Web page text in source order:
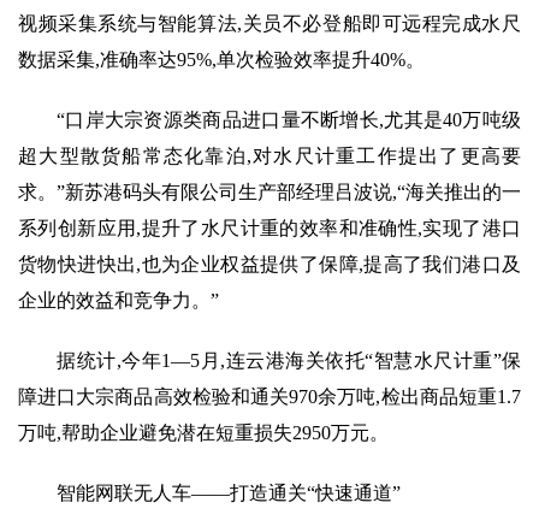
视频采集系统与智能算法,关员不必登船即可远程完成水尺
数据采集,准确率达95%,单次检验效率提升40%。
“口岸大宗资源类商品进口量不断增长,尤其是40万吨级
超大型散货船常态化靠泊,对水尺计重工作提出了更高要
求。”新苏港码头有限公司生产部经理吕波说,“海关推出的一
系列创新应用,提升了水尺计重的效率和准确性,实现了港口
货物快进快出,也为企业权益提供了保障,提高了我们港口及
企业的效益和竞争力。”
据统计,今年1—5月,连云港海关依托“智慧水尺计重”保
障进口大宗商品高效检验和通关970余万吨,检出商品短重1.7
万吨,帮助企业避免潜在短重损失2950万元。
智能网联无人车——打造通关“快速通道”